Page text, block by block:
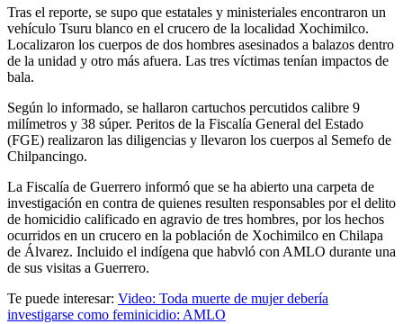
Tras el reporte, se supo que estatales y ministeriales encontraron un
vehículo Tsuru blanco en el crucero de la localidad Xochimilco.
Localizaron los cuerpos de dos hombres asesinados a balazos dentro
de la unidad y otro más afuera. Las tres víctimas tenían impactos de
bala.
Según lo informado, se hallaron cartuchos percutidos calibre 9
milímetros y 38 súper. Peritos de la Fiscalía General del Estado
(FGE) realizaron las diligencias y llevaron los cuerpos al Semefo de
Chilpancingo.
La Fiscalía de Guerrero informó que se ha abierto una carpeta de
investigación en contra de quienes resulten responsables por el delito
de homicidio calificado en agravio de tres hombres, por los hechos
ocurridos en un crucero en la población de Xochimilco en Chilapa
de Álvarez. Incluido el indígena que habvló con AMLO durante una
de sus visitas a Guerrero.
Te puede interesar: Video: Toda muerte de mujer debería
investigarse como feminicidio: AMLO